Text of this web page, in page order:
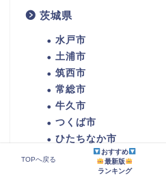
茨城県
水戸市
土浦市
筑西市
常総市
牛久市
つくば市
ひたちなか市
TOPへ戻る
おすすめ
最新版
ランキング